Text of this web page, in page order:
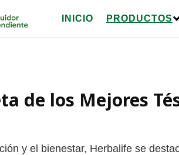
INICIO PRODUCTOS
de los Mejores
y el bienestar, Herbalife se